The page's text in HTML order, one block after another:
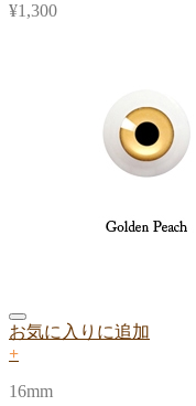
¥1,300
お気に入りに追加
+
16mm